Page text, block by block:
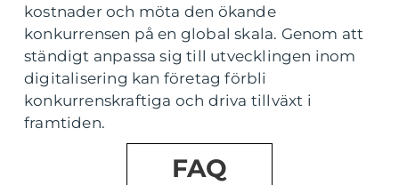
kostnader och möta den ökande
konkurrensen på en global skala. Genom att
ständigt anpassa sig till utvecklingen inom
digitalisering kan företag förbli
konkurrenskraftiga och driva tillväxt i
framtiden.
FAQ